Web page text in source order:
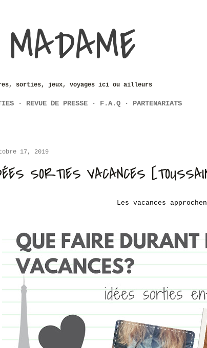
sorties, jeux, voyages ici ou ailleurs
REVUE DE PRESSE F.A.Q PARTENARIATS
17, 2019
SORTIES VACANCES
Les vacances